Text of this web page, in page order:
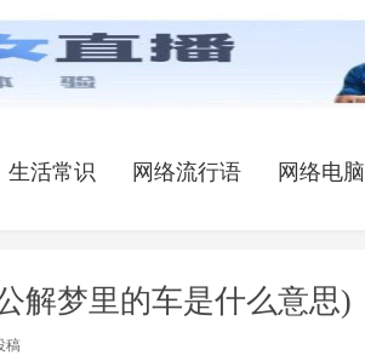
生活常识 网络流行语 网络电脑
解梦里的车是什么意思)
稿